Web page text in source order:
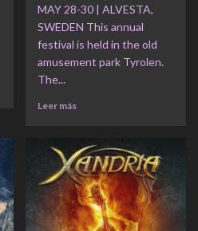
MAY 28-30 | ALVESTA,
SWEDEN This annual
festival is held in the old
amusement park Tyrolen.
The...
Leer más